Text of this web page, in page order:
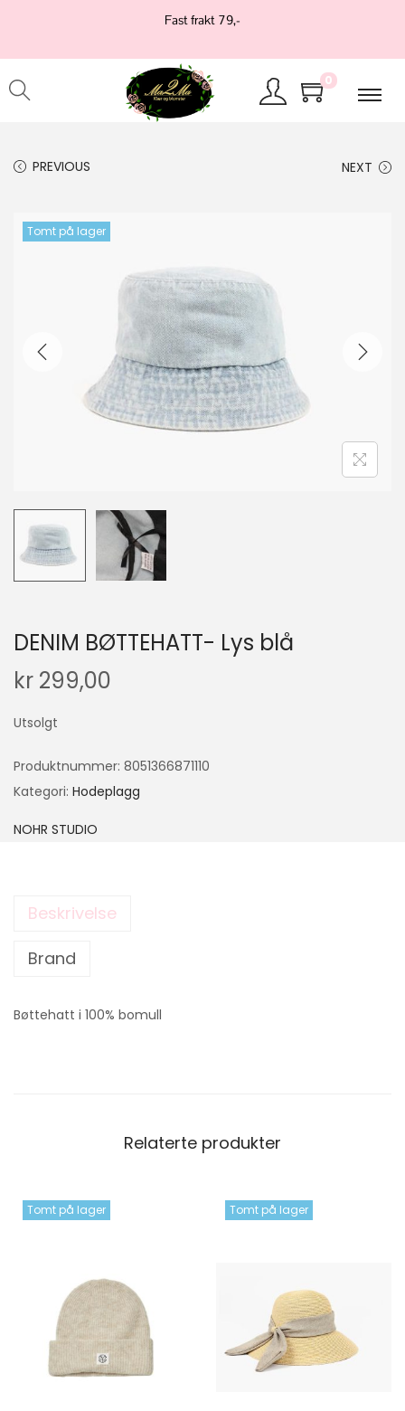
Fast frakt 79,-
0
PREVIOUS NEXT
Tomt på lager
DENIM BØTTEHATT- Lys blå
kr 299,00
Utsolgt
Produktnummer: 8051366871110
Kategori: Hodeplagg
NOHR STUDIO
Beskrivelse
Brand
Bøttehatt i 100% bomull
Relaterte produkter
Tomt på lager Tomt på lager